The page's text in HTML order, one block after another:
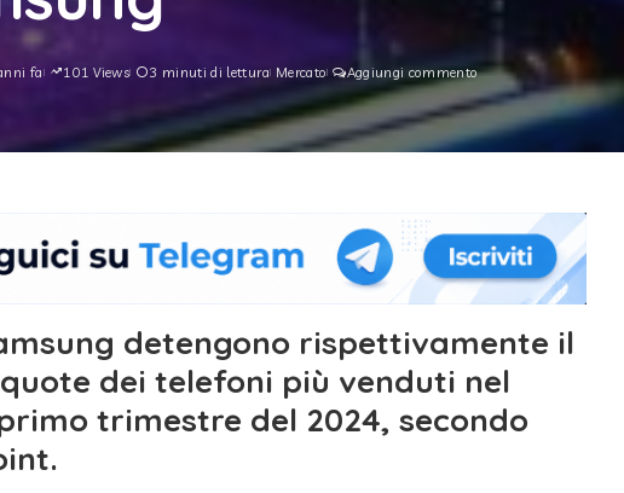
fa 101 Views 3 minuti di lettura Mercato
Aggiungi commento
detengono rispettivamente il
dei telefoni più venduti nel
trimestre del 2024, secondo